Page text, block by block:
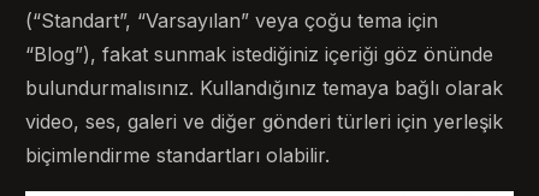
(“Standart”, “Varsayılan” veya çoğu tema için
“Blog”), fakat sunmak istediğiniz içeriği göz önünde
bulundurmalısınız. Kullandığınız temaya bağlı olarak
video, ses, galeri ve diğer gönderi türleri için yerleşik
biçimlendirme standartları olabilir.